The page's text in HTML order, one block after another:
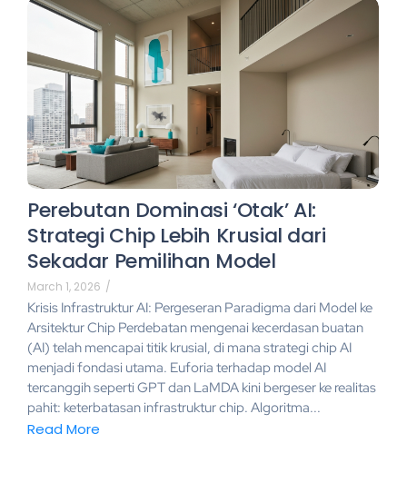
Perebutan Dominasi ‘Otak’ AI:
Strategi Chip Lebih Krusial dari
Sekadar Pemilihan Model
March 1, 2026 /
Krisis Infrastruktur AI: Pergeseran Paradigma dari Model ke
Arsitektur Chip Perdebatan mengenai kecerdasan buatan
(AI) telah mencapai titik krusial, di mana strategi chip AI
menjadi fondasi utama. Euforia terhadap model AI
tercanggih seperti GPT dan LaMDA kini bergeser ke realitas
pahit: keterbatasan infrastruktur chip. Algoritma...
Read More